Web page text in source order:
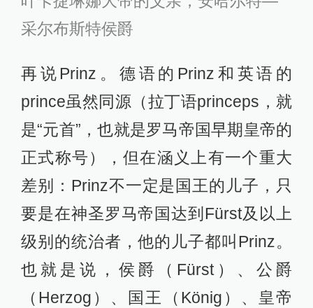
采尔布斯特侯爵
再说Prinz。德语的Prinz和英语的
prince虽然同源（拉丁语princeps，就
是“元首”，也就是罗马帝国早期皇帝的
正式称号），但在涵义上有一个重大
差别：Prinz不一定是国王的儿子，只
要是在神圣罗马帝国达到Fürst及以上
级别的统治者，他的儿子都叫Prinz。
也就是说，侯爵（Fürst）、公爵
（Herzog）、国王（König）、皇帝